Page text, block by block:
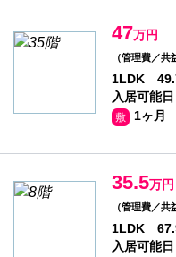
47万円
（管理費／共
1LDK
入居可能
敷 1ヶ月
35.5万円
（管理費／共
1LDK
入居可能